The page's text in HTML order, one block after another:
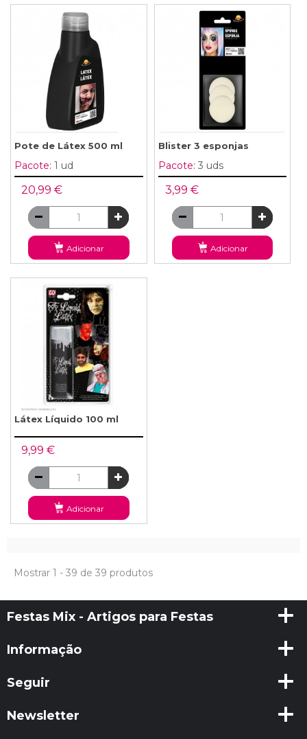
Pote de Látex 500 ml
Pacote: 1 ud
20,99 €
Adicionar
Blister 3 esponjas
Pacote: 3 uds
3,99 €
Adicionar
Látex Líquido 100 ml
9,99 €
Adicionar
Mostrar 1 - 39 de 39 produtos
Festas Mix - Artigos para Festas
Informação
Seguir
Newsletter